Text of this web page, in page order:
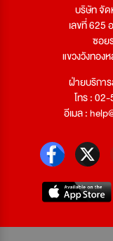
บริษัท จัด
เลขที่ 625
ซอย
แขวงวังทอง
ฝ่ายบริกา
โทร :
อีเมล :